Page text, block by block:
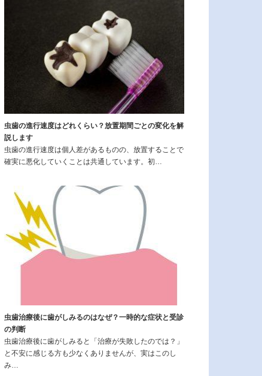
虫歯の進行速度はどれくらい？放置期間ごとの変化を解
説します
虫歯の進行速度は個人差があるものの、放置することで
確実に悪化していくことは共通しています。初…
虫歯治療後に歯がしみるのはなぜ？一時的な症状と受診
の判断
虫歯治療後に歯がしみると「治療が失敗したのでは？」
と不安に感じる方も少なくありませんが、実はこのし
み…